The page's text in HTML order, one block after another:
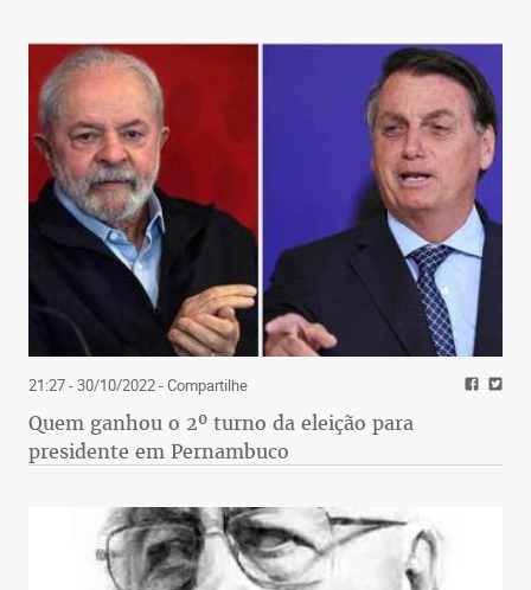
21:27 - 30/10/2022- Compartilhe
Quem ganhou o 2º turno da eleição para
presidente em Pernambuco